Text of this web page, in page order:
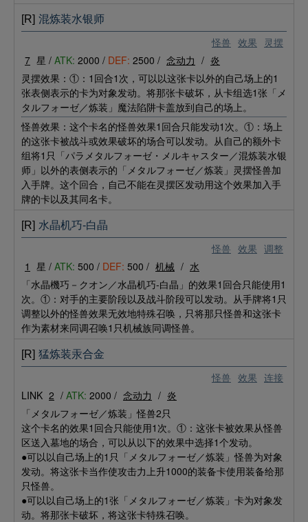
怪兽 效果 灵摆
[R] 混炼装水银师
7 星 / ATK: 2000 / DEF: 2500 / 念动力 / 炎
灵摆效果：①：1回合1次，可以以这张卡以外的自己场上的1
张表侧表示的卡为对象发动。将那张卡破坏，从卡组选1张「メ
タルフォーゼ／炼装」魔法陷阱卡盖放到自己的场上。
怪兽效果：这个卡名的怪兽效果1回合只能发动1次。①：场上
的这张卡被战斗或效果破坏的场合可以发动。从自己的额外卡
组将1只「パラメタルフォーゼ・メルキャスター／混炼装水银
师」以外的表侧表示的「メタルフォーゼ／炼装」灵摆怪兽加
入手牌。这个回合，自己不能在灵摆区发动用这个效果加入手
牌的卡以及其同名卡。
怪兽 效果 调整
[R] 水晶机巧-白晶
1 星 / ATK: 500 / DEF: 500 / 机械 / 水
「水晶機巧－クオン／水晶机巧-白晶」的效果1回合只能使用1
次。①：对手的主要阶段以及战斗阶段可以发动。从手牌将1只
调整以外的怪兽效果无效地特殊召唤，只将那只怪兽和这张卡
作为素材来同调召唤1只机械族同调怪兽。
怪兽 效果 连接
[R] 猛炼装汞合金
LINK 2 / ATK: 2000 / 念动力 / 炎
「メタルフォーゼ／炼装」怪兽2只
这个卡名的效果1回合只能使用1次。①：这张卡被效果从怪兽
区送入墓地的场合，可以从以下的效果中选择1个发动。
●可以以自己场上的1只「メタルフォーゼ／炼装」怪兽为对象
发动。将这张卡当作使攻击力上升1000的装备卡使用装备给那
只怪兽。
●可以以自己场上的1张「メタルフォーゼ／炼装」卡为对象发
动。将那张卡破坏，将这张卡特殊召唤。